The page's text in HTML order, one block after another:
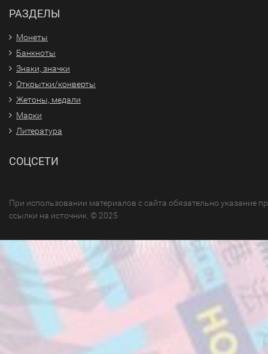
РАЗДЕЛЫ
Монеты
Банкноты
Знаки, значки
Открытки/конверты
Жетоны, медали
Марки
Литература
СОЦСЕТИ
При использовании материалов с сайта обязательно указание
ссылки на источник. © 2025